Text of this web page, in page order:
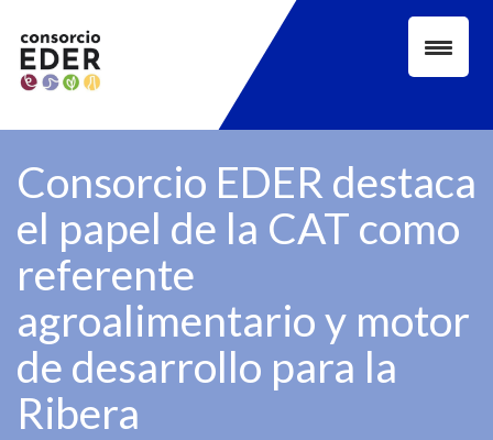
content
Consorcio EDER destaca
el papel de la CAT como
referente
agroalimentario y motor
de desarrollo para la
Ribera